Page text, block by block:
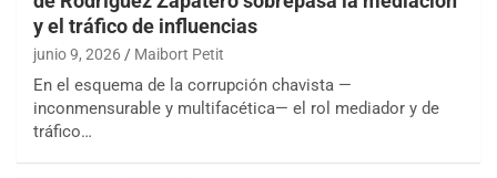
y el tráfico de influencias
junio 9, 2026 Maibort Petit
En el esquema de la corrupción chavista —
inconmensurable y multifacética— el rol mediador y de
tráfico…